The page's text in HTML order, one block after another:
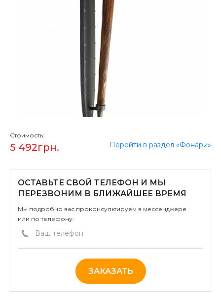
Стоимость:
5 492грн. Перейти в раздел «Фонари»
ОСТАВЬТЕ СВОЙ ТЕЛЕФОН И МЫ
ПЕРЕЗВОНИМ В БЛИЖАЙШЕЕ ВРЕМЯ
Мы подробно вас проконсультируем в мессенджере
или по телефону:
ЗАКАЗАТЬ